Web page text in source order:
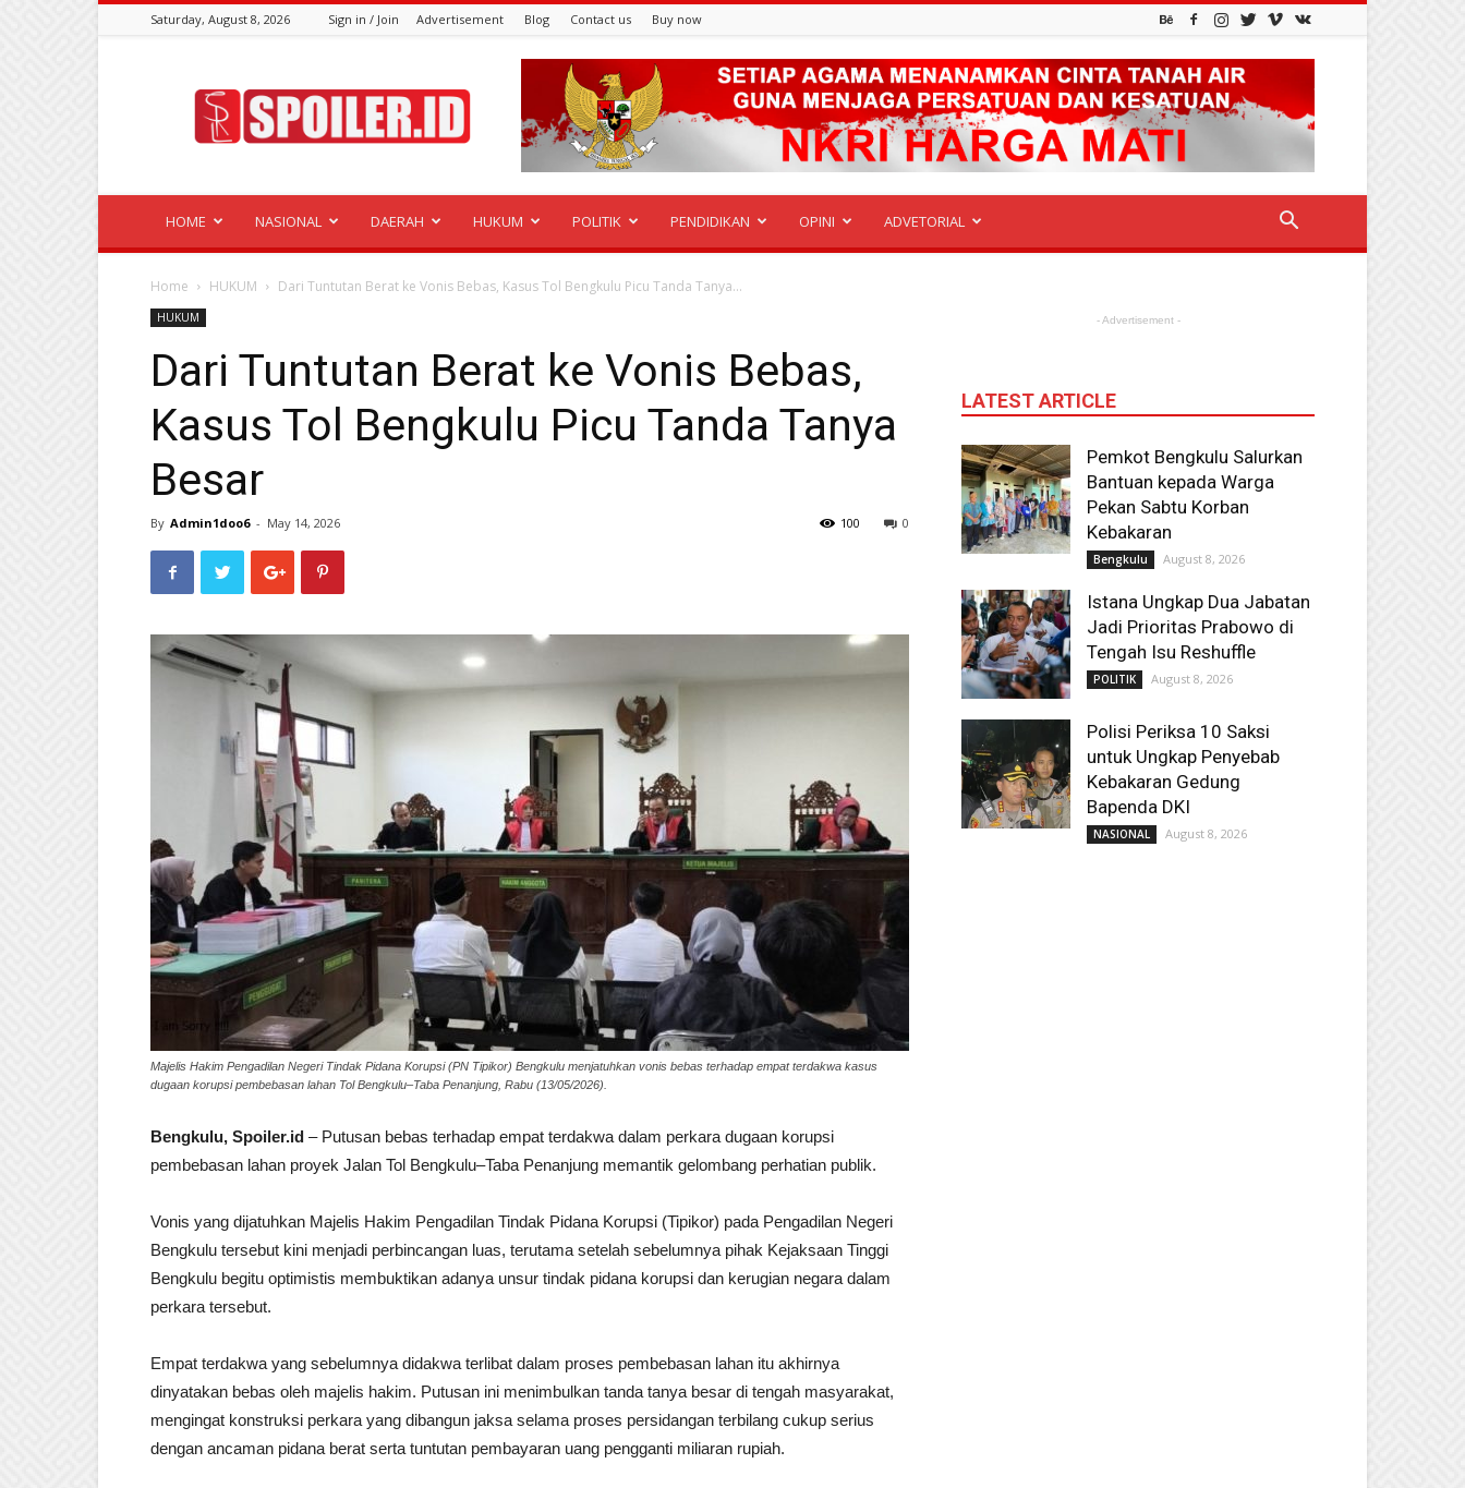
Saturday, August 8, 2026 Sign in / Join Advertisement Blog Contact us Buy now
HOME NASIONAL DAERAH HUKUM POLITIK PENDIDIKAN OPINI ADVETORIAL
Home HUKUM Dari Tuntutan Berat ke Vonis Bebas, Kasus Tol Bengkulu Picu Tanda Tanya...
HUKUM
Dari Tuntutan Berat ke Vonis Bebas,
Kasus Tol Bengkulu Picu Tanda Tanya
Besar
By Admin1doo6 - May 14, 2026 0
100
Majelis Hakim Pengadilan Negeri Tindak Pidana Korupsi (PN Tipikor) Bengkulu menjatuhkan vonis bebas terhadap empat terdakwa kasus
dugaan korupsi pembebasan lahan Tol Bengkulu–Taba Penanjung, Rabu (13/05/2026).
Bengkulu, Spoiler.id – Putusan bebas terhadap empat terdakwa dalam perkara dugaan korupsi
pembebasan lahan proyek Jalan Tol Bengkulu–Taba Penanjung memantik gelombang perhatian publik.
Vonis yang dijatuhkan Majelis Hakim Pengadilan Tindak Pidana Korupsi (Tipikor) pada Pengadilan Negeri
Bengkulu tersebut kini menjadi perbincangan luas, terutama setelah sebelumnya pihak Kejaksaan Tinggi
Bengkulu begitu optimistis membuktikan adanya unsur tindak pidana korupsi dan kerugian negara dalam
perkara tersebut.
Empat terdakwa yang sebelumnya didakwa terlibat dalam proses pembebasan lahan itu akhirnya
dinyatakan bebas oleh majelis hakim. Putusan ini menimbulkan tanda tanya besar di tengah masyarakat,
mengingat konstruksi perkara yang dibangun jaksa selama proses persidangan terbilang cukup serius
dengan ancaman pidana berat serta tuntutan pembayaran uang pengganti miliaran rupiah.
- Advertisement -
LATEST ARTICLE
Pemkot Bengkulu Salurkan
Bantuan kepada Warga
Pekan Sabtu Korban
Kebakaran
Bengkulu August 8, 2026
Istana Ungkap Dua Jabatan
Jadi Prioritas Prabowo di
Tengah Isu Reshuffle
POLITIK August 8, 2026
Polisi Periksa 10 Saksi
untuk Ungkap Penyebab
Kebakaran Gedung
Bapenda DKI
NASIONAL August 8, 2026